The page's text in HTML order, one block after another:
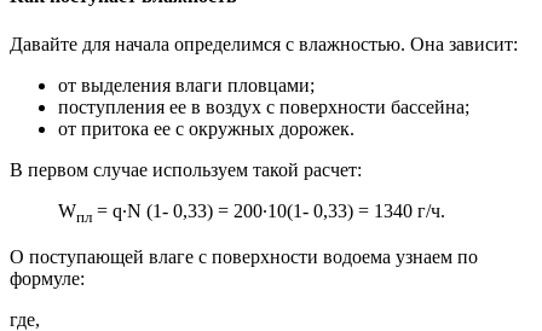
Давайте для начала определимся с влажностью. Она зависит:
от выделения влаги пловцами;
поступления ее в воздух с поверхности бассейна;
от притока ее с окружных дорожек.
В первом случае используем такой расчет:
Wпл = q∙N (1- 0,33) = 200∙10(1- 0,33) = 1340 г/ч.
О поступающей влаге с поверхности водоема узнаем по
формуле:
где,